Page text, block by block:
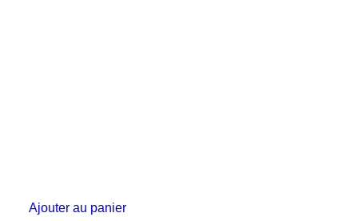
Ajouter au panier